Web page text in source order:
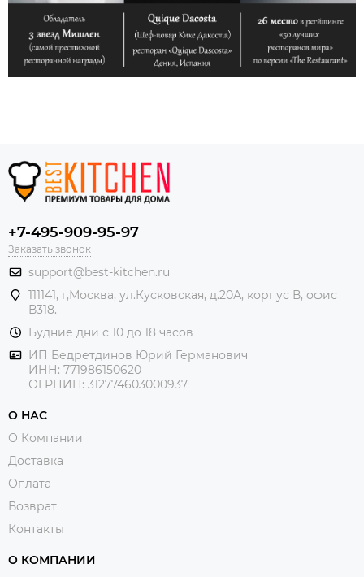
+7-495-909-95-97
Заказать звонок
support@best-kitchen.ru
111141, г,Москва, ул.Кусковская, д.20А, корпус В, офис
В318.
Будние дни с 10 до 18 часов
ИП Бедретдинов Юрий Германович
ИНН: 771986150620
ОГРНИП: 312774603000937
О НАС
О Компании
Доставка
Оплата
Возврат
Контакты
О КОМПАНИИ